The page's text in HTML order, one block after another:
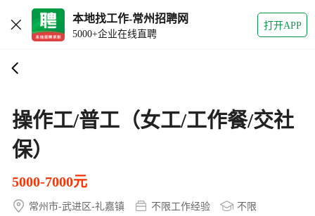
本地找工作-常州招聘网
5000+企业在线直聘
打开APP
操作工/普工（女工/工作餐/交社
保）
5000-7000元
常州市-武进区-礼嘉镇 不限工作经验 不限